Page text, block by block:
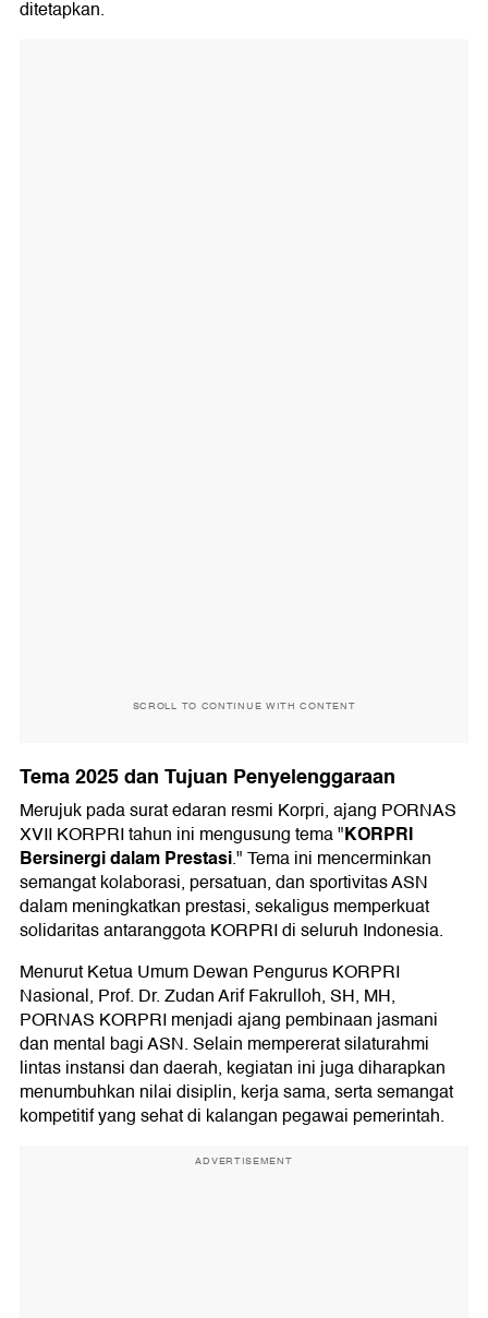
ditetapkan.
SCROLL TO CONTINUE WITH CONTENT
Tema 2025 dan Tujuan Penyelenggaraan
Merujuk pada surat edaran resmi Korpri, ajang PORNAS
XVII KORPRI tahun ini mengusung tema "KORPRI
Bersinergi dalam Prestasi." Tema ini mencerminkan
semangat kolaborasi, persatuan, dan sportivitas ASN
dalam meningkatkan prestasi, sekaligus memperkuat
solidaritas antaranggota KORPRI di seluruh Indonesia.
Menurut Ketua Umum Dewan Pengurus KORPRI
Nasional, Prof. Dr. Zudan Arif Fakrulloh, SH, MH,
PORNAS KORPRI menjadi ajang pembinaan jasmani
dan mental bagi ASN. Selain mempererat silaturahmi
lintas instansi dan daerah, kegiatan ini juga diharapkan
menumbuhkan nilai disiplin, kerja sama, serta semangat
kompetitif yang sehat di kalangan pegawai pemerintah.
ADVERTISEMENT